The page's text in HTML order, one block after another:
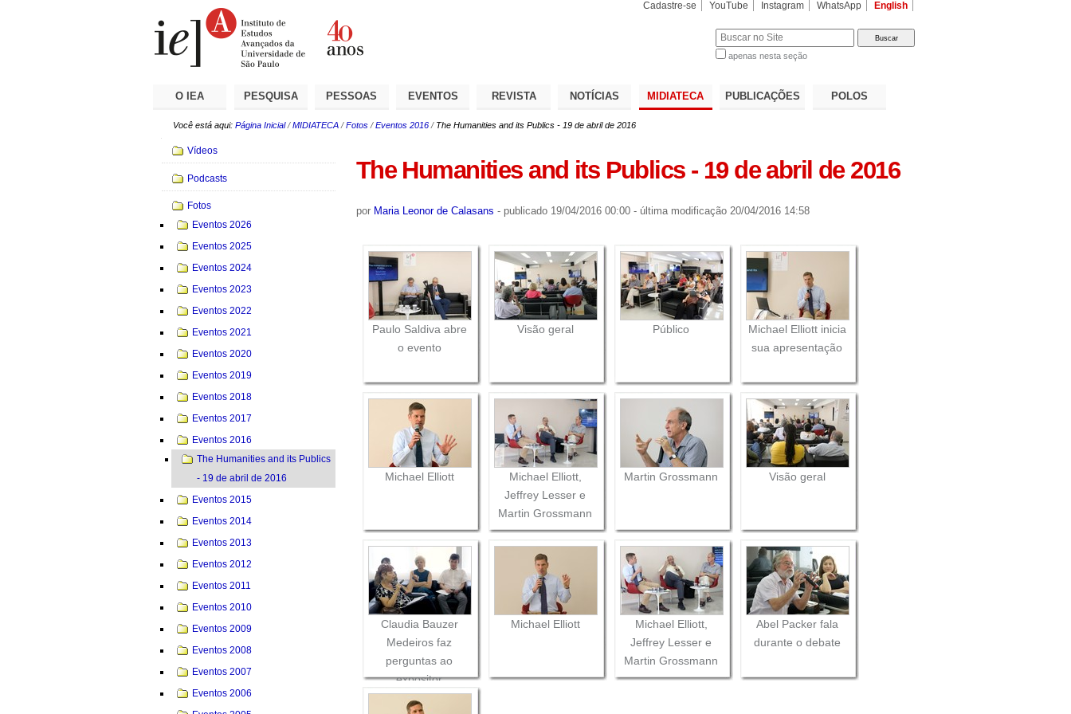
Cadastre-se YouTube Instagram WhatsApp English
apenas nesta seção
O IEA PESQUISA PESSOAS EVENTOS REVISTA NOTÍCIAS MIDIATECA PUBLICAÇÕES POLOS
Você está aqui: Página Inicial /MIDIATECA /Fotos /Eventos 2016 / The Humanities and its Publics - 19 de abril de 2016
The Humanities and its Publics - 19 de abril de 2016
por Maria Leonor de Calasans - publicado19/04/2016 00:00 - última modificação20/04/2016 14:58
Paulo Saldiva abre
o evento
Visão geral Público
Michael Elliott inicia
sua apresentação
Michael Elliott
Michael Elliott,
Jeffrey Lesser e
Martin Grossmann
Martin Grossmann Visão geral
Claudia Bauzer
Medeiros faz
perguntas ao
expositor
Michael Elliott
Michael Elliott,
Jeffrey Lesser e
Martin Grossmann
Abel Packer fala
durante o debate
Navegação
Vídeos
Podcasts
Fotos
Eventos 2026
Eventos 2025
Eventos 2024
Eventos 2023
Eventos 2022
Eventos 2021
Eventos 2020
Eventos 2019
Eventos 2018
Eventos 2017
Eventos 2016
The Humanities and its Publics
- 19 de abril de 2016
Eventos 2015
Eventos 2014
Eventos 2013
Eventos 2012
Eventos 2011
Eventos 2010
Eventos 2009
Eventos 2008
Eventos 2007
Eventos 2006